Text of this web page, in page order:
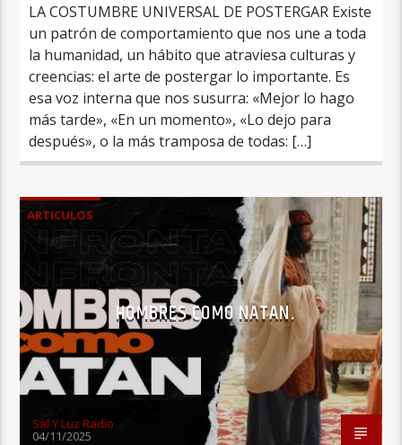
LA COSTUMBRE UNIVERSAL DE POSTERGAR Existe
un patrón de comportamiento que nos une a toda
la humanidad, un hábito que atraviesa culturas y
creencias: el arte de postergar lo importante. Es
esa voz interna que nos susurra: «Mejor lo hago
más tarde», «En un momento», «Lo dejo para
después», o la más tramposa de todas: […]
ARTICULOS
HOMBRES COMO NATAN.
Sal Y Luz Radio
04/11/2025